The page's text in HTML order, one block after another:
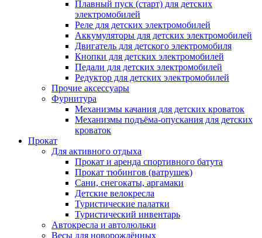
Плавный пуск (старт) для детских
электромобилей
Реле для детских электромобилей
Аккумуляторы для детских электромобилей
Двигатель для детского электромобиля
Кнопки для детских электромобилей
Педали для детских электромобилей
Редуктор для детских электромобилей
Прочие аксессуары
Фурнитура
Механизмы качания для детских кроваток
Механизмы подъёма-опускания для детских
кроваток
Прокат
Для активного отдыха
Прокат и аренда спортивного батута
Прокат тюбингов (ватрушек)
Сани, снегокаты, аргамаки
Детские велокресла
Туристические палатки
Туристический инвентарь
Автокресла и автолюльки
Весы для новорождённых